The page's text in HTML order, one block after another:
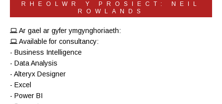
RHEOLWR Y PROSIECT: NEIL
ROWLANDS
Ar gael ar gyfer ymgynghoriaeth:
Available for consultancy:
- Business Intelligence
- Data Analysis
- Alteryx Designer
- Excel
- Power BI